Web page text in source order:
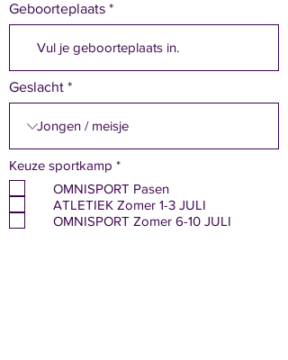
d
Geboorteplaats
Geslacht
Keuze sportkamp *V
r
e
i
OMNISPORT Pasen
ATLETIEK Zomer 1-3 JULI
OMNISPORT Zomer 6-10 JULI